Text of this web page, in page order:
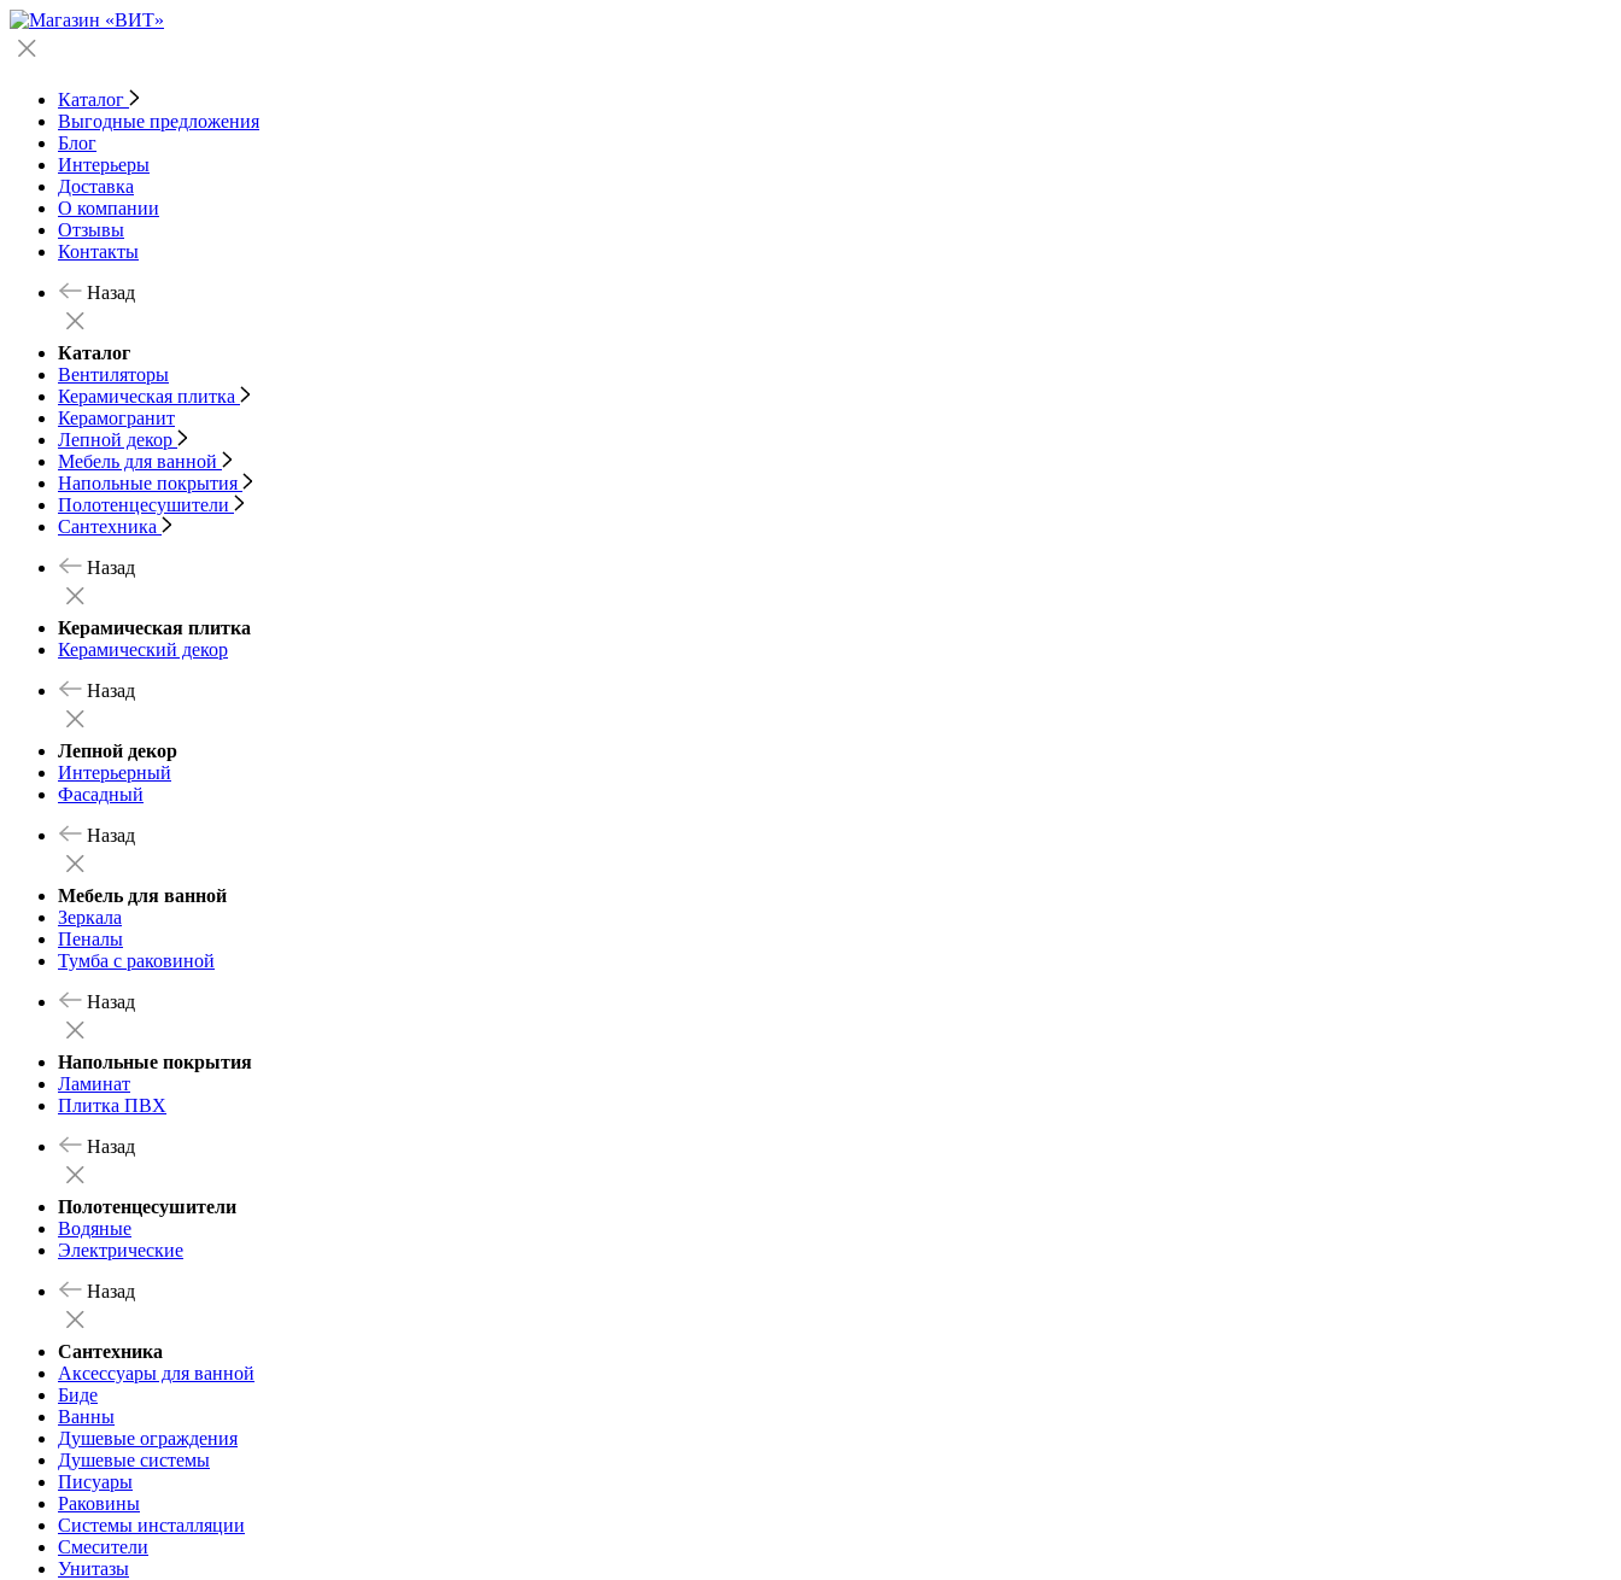
Каталог
Выгодные предложения
Блог
Интерьеры
Доставка
О компании
Отзывы
Контакты
Назад
Каталог
Вентиляторы
Керамическая плитка
Керамогранит
Лепной декор
Мебель для ванной
Напольные покрытия
Полотенцесушители
Сантехника
Назад
Керамическая плитка
Керамический декор
Назад
Лепной декор
Интерьерный
Фасадный
Назад
Мебель для ванной
Зеркала
Пеналы
Тумба с раковиной
Назад
Напольные покрытия
Ламинат
Плитка ПВХ
Назад
Полотенцесушители
Водяные
Электрические
Назад
Сантехника
Аксессуары для ванной
Биде
Ванны
Душевые ограждения
Душевые системы
Писуары
Раковины
Системы инсталляции
Смесители
Унитазы